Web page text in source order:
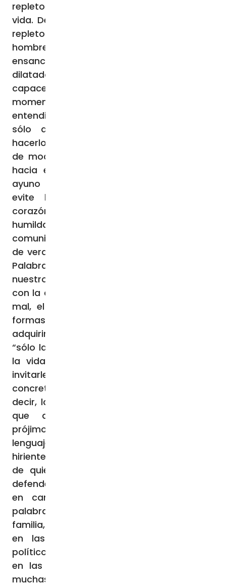
repletos de la justicia es propio de la otra
vida. De este pan, de este alimento, están
repletos los ángeles; en cambio, los
hombres, mientras tienen hambre, se
ensanchan; mientras se ensanchan, son
dilatados; mientras son dilatados, se hacen
capaces; y, hechos capaces, en su
momento serán repletos”. El ayuno,
entendido en este sentido, nos permite no
sólo disciplinar el deseo, purificarlo y
hacerlo más libre, sino también expandirlo,
de modo que se dirija a Dios y se oriente
hacia el bien. Sin embargo, para que el
ayuno conserve su verdad evangélica y
evite la tentación de enorgullecer el
corazón, debe vivirse siempre con fe y
humildad. Exige permanecer arraigado en la
comunión con el Señor, porque «no ayuna
de verdad quien no sabe alimentarse de la
Palabra de Dios”. En cuanto signo visible de
nuestro compromiso interior de alejarnos,
con la ayuda de la gracia, del pecado y del
mal, el ayuno debe incluir también otras
formas de privación destinadas a hacernos
adquirir un estilo de vida más sobrio, ya que
“sólo la austeridad hace fuerte y auténtica
la vida cristiana”. Por eso, me gustaría
invitarles a una forma de abstinencia muy
concreta y a menudo poco apreciada, es
decir, la de abstenerse de utilizar palabras
que afectan y lastiman a nuestro
prójimo. Empecemos a desarmar el
lenguaje, renunciando a las palabras
hirientes, al juicio inmediato, a hablar mal
de quienes están ausentes y no pueden
defenderse, a las calumnias. Esforcémonos,
en cambio, por aprender a medir las
palabras y a cultivar la amabilidad: en la
familia, entre amigos, en el lugar de trabajo,
en las redes sociales, en los debates
políticos, en los medios de comunicación y
en las comunidades cristianas. Entonces,
muchas palabras de odio darán paso a